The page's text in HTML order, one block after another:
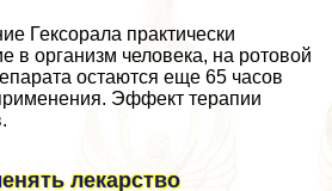
Гексорала пpaктически
в организм человека, на ротовой
остаются еще 65 часов
Эффект терапии
лекарство